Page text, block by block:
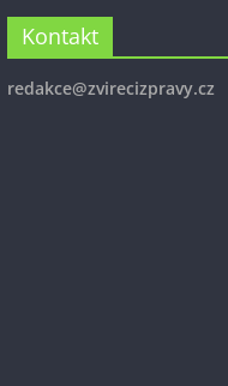
Kontakt
redakce@zvirecizpravy.cz